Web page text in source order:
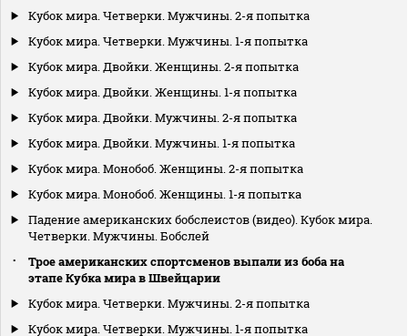
Кубок мира. Четверки. Мужчины. 2-я попытка
Кубок мира. Четверки. Мужчины. 1-я попытка
Кубок мира. Двойки. Женщины. 2-я попытка
Кубок мира. Двойки. Женщины. 1-я попытка
Кубок мира. Двойки. Мужчины. 2-я попытка
Кубок мира. Двойки. Мужчины. 1-я попытка
Кубок мира. Монобоб. Женщины. 2-я попытка
Кубок мира. Монобоб. Женщины. 1-я попытка
Падение американских бобслеистов (видео). Кубок мира.
Четверки. Мужчины. Бобслей
Трое американских спортсменов выпали из боба на
этапе Кубка мира в Швейцарии
Кубок мира. Четверки. Мужчины. 2-я попытка
Кубок мира. Четверки. Мужчины. 1-я попытка